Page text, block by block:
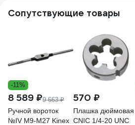
Сопутствующие товары
-11%
8 589 ₽9 663 ₽
Ручной вороток
№IV М9-М27 Kinex
570 ₽
Плашка дюймовая
CNIC 1/4-20 UNC